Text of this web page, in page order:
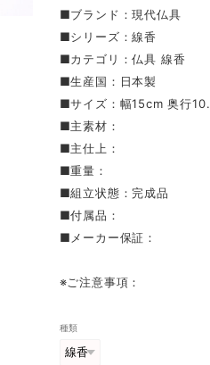
■ブランド：現代仏具
■シリーズ：線香
■カテゴリ：仏具 線香
■生産国：日本製
■サイズ：幅15cm 奥行
■主素材：
■主仕上：
■重量：
■組立状態：完成品
■付属品：
■メーカー保証：
※ご注意事項：
種類